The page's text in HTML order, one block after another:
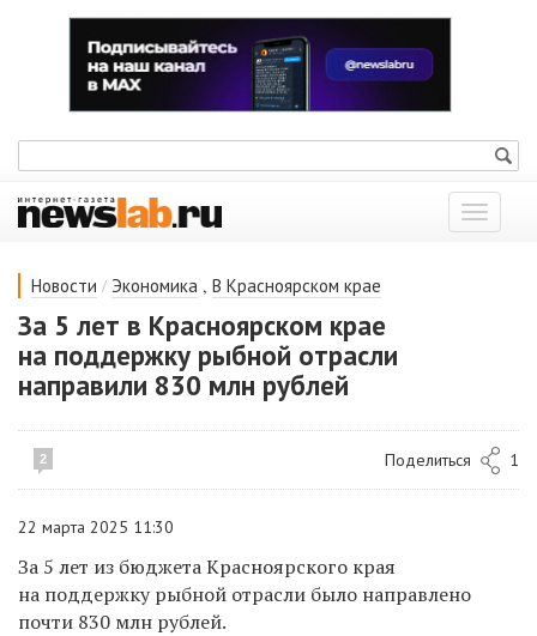
Показать
меню
Новости / Экономика , В Красноярском крае
За 5 лет в Красноярском крае
на поддержку рыбной отрасли
направили 830 млн рублей
2 Поделиться 1
22 марта 2025 11:30
За 5 лет из бюджета Красноярского края
на поддержку рыбной отрасли было направлено
почти 830 млн рублей.